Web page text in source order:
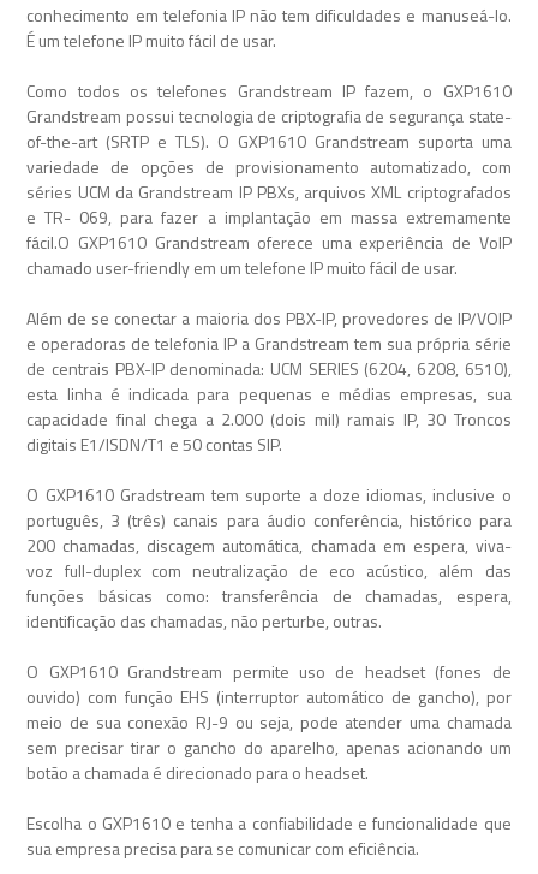
conhecimento em telefonia IP não tem dificuldades e manuseá-lo.
É um telefone IP muito fácil de usar.
Como todos os telefones Grandstream IP fazem, o GXP1610
Grandstream possui tecnologia de criptografia de segurança state-
of-the-art (SRTP e TLS). O GXP1610 Grandstream suporta uma
variedade de opções de provisionamento automatizado, com
séries UCM da Grandstream IP PBXs, arquivos XML criptografados
e TR- 069, para fazer a implantação em massa extremamente
fácil.O GXP1610 Grandstream oferece uma experiência de VoIP
chamado user-friendly em um telefone IP muito fácil de usar.
Além de se conectar a maioria dos PBX-IP, provedores de IP/VOIP
e operadoras de telefonia IP a Grandstream tem sua própria série
de centrais PBX-IP denominada: UCM SERIES (6204, 6208, 6510),
esta linha é indicada para pequenas e médias empresas, sua
capacidade final chega a 2.000 (dois mil) ramais IP, 30 Troncos
digitais E1/ISDN/T1 e 50 contas SIP.
O GXP1610 Gradstream tem suporte a doze idiomas, inclusive o
português, 3 (três) canais para áudio conferência, histórico para
200 chamadas, discagem automática, chamada em espera, viva-
voz full-duplex com neutralização de eco acústico, além das
funções básicas como: transferência de chamadas, espera,
identificação das chamadas, não perturbe, outras.
O GXP1610 Grandstream permite uso de headset (fones de
ouvido) com função EHS (interruptor automático de gancho), por
meio de sua conexão RJ-9 ou seja, pode atender uma chamada
sem precisar tirar o gancho do aparelho, apenas acionando um
botão a chamada é direcionado para o headset.
Escolha o GXP1610 e tenha a confiabilidade e funcionalidade que
sua empresa precisa para se comunicar com eficiência.